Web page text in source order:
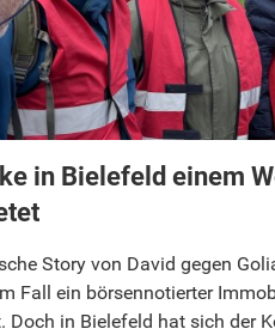
in Bielefeld einem
Story von David gegen
Fall ein börsennotierter
Doch in Bielefeld hat sich der